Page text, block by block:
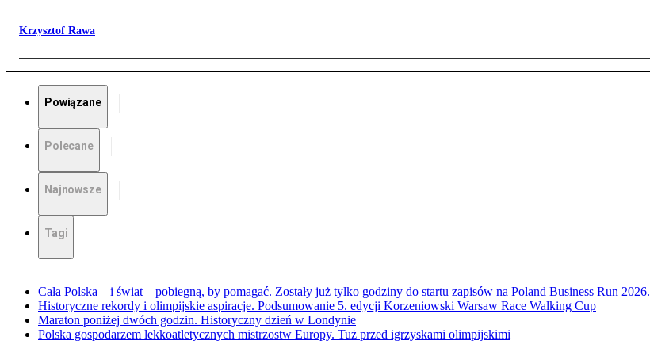
Krzysztof Rawa
Powiązane
Polecane
Najnowsze
Tagi
Cała Polska – i świat – pobiegną, by pomagać. Zostały już tylko godziny do startu zapisów na Poland Business Run 2026.
Historyczne rekordy i olimpijskie aspiracje. Podsumowanie 5. edycji Korzeniowski Warsaw Race Walking Cup
Maraton poniżej dwóch godzin. Historyczny dzień w Londynie
Polska gospodarzem lekkoatletycznych mistrzostw Europy. Tuż przed igrzyskami olimpijskimi